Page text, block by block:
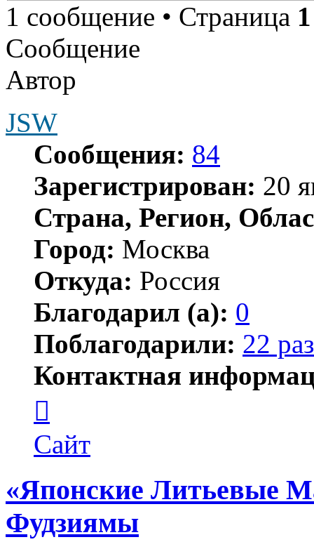
1 сообщение • Страница 1
Сообщение
Автор
JSW
Сообщения: 84
Зарегистрирован: 20
Страна, Регион,
Город: Москва
Откуда: Россия
Благодарил (а): 0
Поблагодарили: 22
Контактная
пользователя
JSW
Сайт
«Японские Литьевые
Фудзиямы